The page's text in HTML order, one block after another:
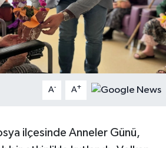
A- A+
ilçesinde Anneler Günü,